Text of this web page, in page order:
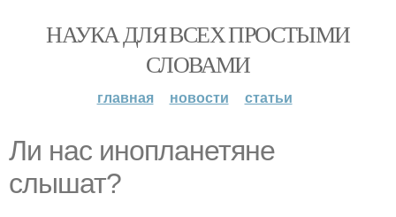
НАУКА ДЛЯ ВСЕХ ПРОСТЫМИ
СЛОВАМИ
главная новости статьи
Ли нас инопланетяне
слышат?